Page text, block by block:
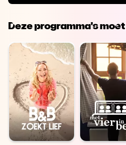
Deze programma's moet